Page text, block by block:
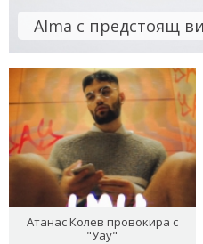
Alma с предстоящ
Атанас Колев провокира с
"Уау"